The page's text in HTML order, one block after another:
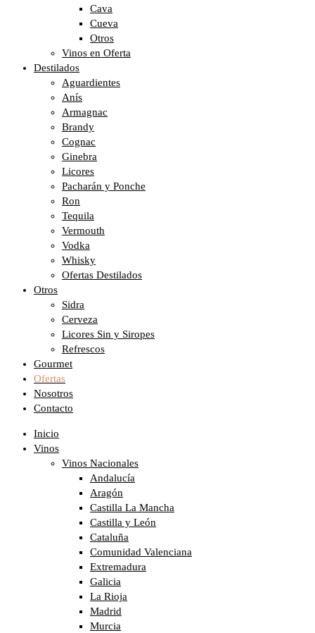
Cava
Cueva
Otros
Vinos en Oferta
Destilados
Aguardientes
Anís
Armagnac
Brandy
Cognac
Ginebra
Licores
Pacharán y Ponche
Ron
Tequila
Vermouth
Vodka
Whisky
Ofertas Destilados
Otros
Sidra
Cerveza
Licores Sin y Siropes
Refrescos
Gourmet
Ofertas
Nosotros
Contacto
Inicio
Vinos
Vinos Nacionales
Andalucía
Aragón
Castilla La Mancha
Castilla y León
Cataluña
Comunidad Valenciana
Extremadura
Galicia
La Rioja
Madrid
Murcia